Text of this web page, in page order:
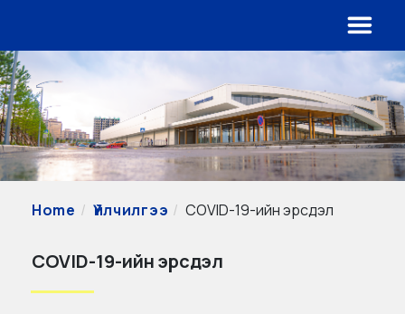
Home Үйлчилгээ COVID-19-ийн эрсдэл
COVID-19-ийн эрсдэл